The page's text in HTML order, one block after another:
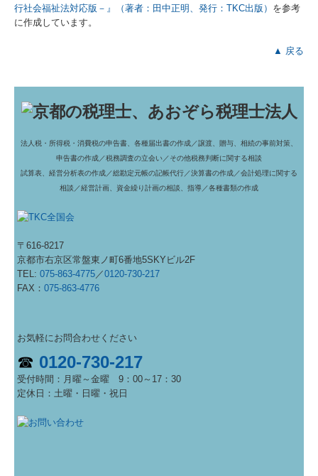
行社会福祉法対応版－』（著者：田中正明、発行：TKC出版） を参考
に作成しています。
▲ 戻る
法人税・所得税・消費税の申告書、各種届出書の作成／譲渡、贈与、相続の事前対策、
申告書の作成／税務調査の立会い／その他税務判断に関する相談
試算表、経営分析表の作成／総勘定元帳の記帳代行／決算書の作成／会計処理に関する
相談／経営計画、資金繰り計画の相談、指導／各種書類の作成
〒616-8217
京都市右京区常盤東ノ町6番地5SKYビル2F
TEL:075-863-4775／0120-730-217
FAX：075-863-4776
お気軽にお問合わせください
☎ 0120-730-217
受付時間： 月曜～金曜 9：00～17：30
定休日：土曜・日曜・祝日